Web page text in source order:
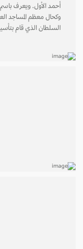
أحمد الأول. ويعرف باسم
وكحال معظم المساجد
السلطان الذي قام